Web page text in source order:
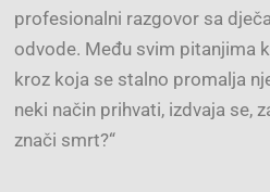
profesionalni razgovor sa
odvode. Među svim pitanjima
kroz koja se stalno promalja
neki način prihvati, izdvaja se,
znači smrt?“